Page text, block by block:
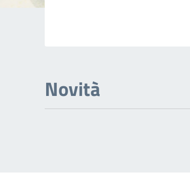
Novità